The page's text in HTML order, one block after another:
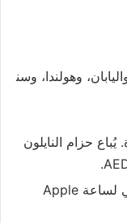
وهولندا، وسن
يُباع حزام النايلون
رياضي لساعة Apple